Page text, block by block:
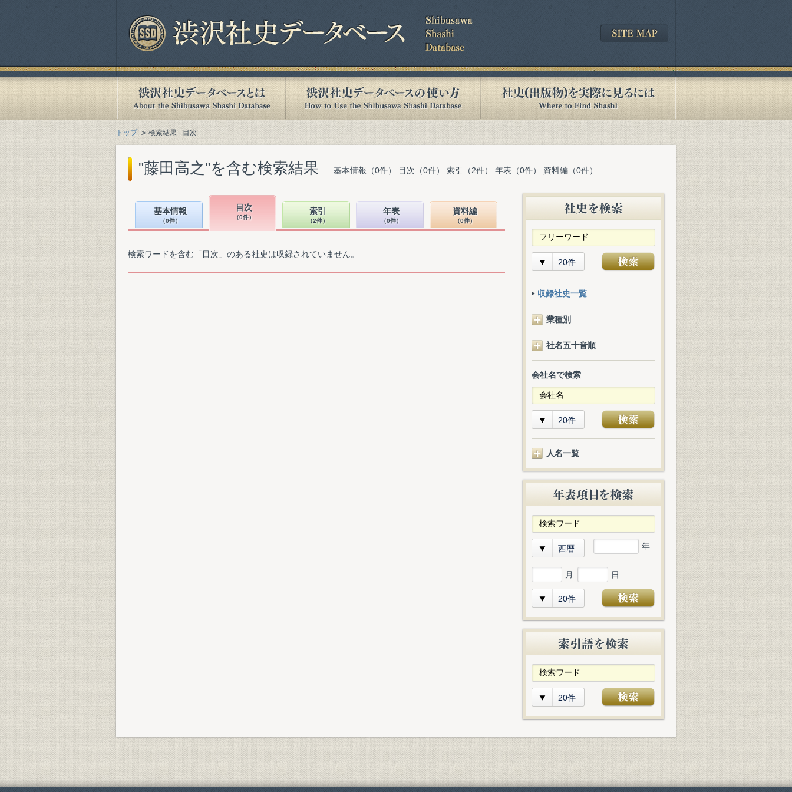
トップ 検索結果 - 目次
"藤田高之"を含む検索結果 基本情報（0件） 目次（0件） 索引（2件） 年表（0件） 資料編（0件）
基本情報
（0件）
目次
（0件）
索引
（2件）
年表
（0件）
資料編
（0件）
検索ワードを含む「目次」のある社史は収録されていません。
20件
収録社史一覧
業種別
社名五十音順
会社名で検索
20件
人名一覧
西暦 年
月 日
20件
20件